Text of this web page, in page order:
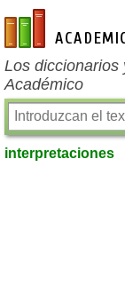
es-academic.com
Los diccionarios
Académico
interpretaciones